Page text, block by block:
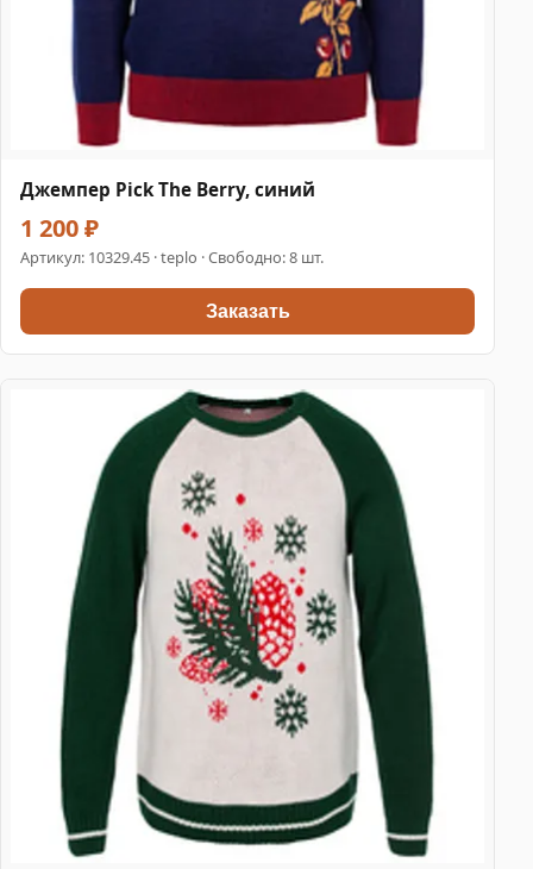
Джемпер Pick The Berry, синий
1 200 ₽
Артикул: 10329.45 · teplo · Свободно: 8 шт.
Заказать